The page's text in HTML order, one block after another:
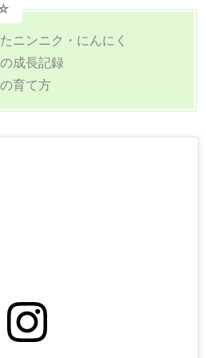
ニンニク・にんにく
成長記録
育て方